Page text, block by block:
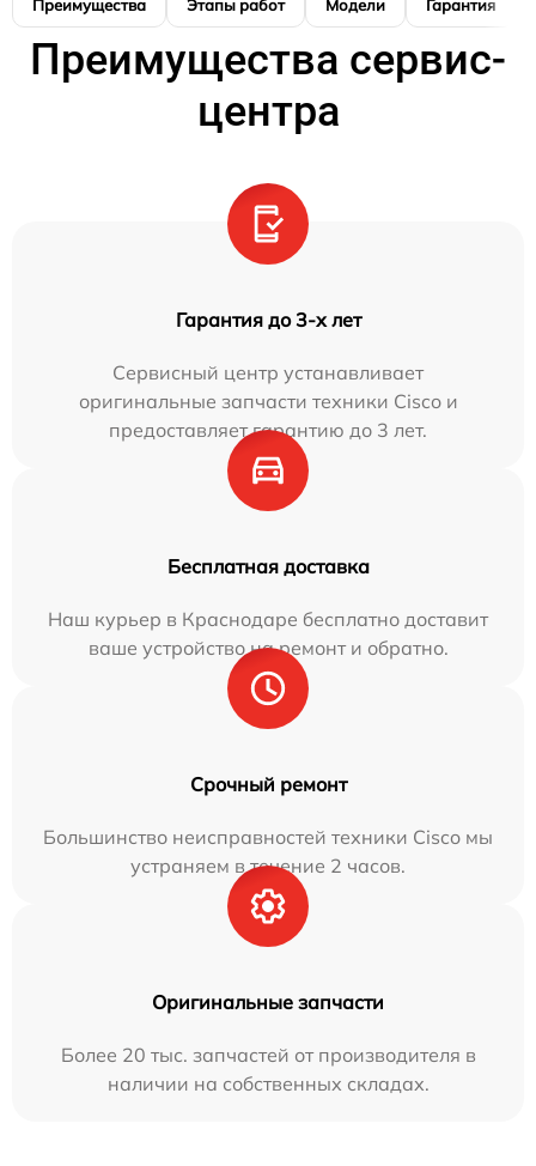
Преимущества Этапы работ Модели Гарантия
Преимущества сервис-
центра
Гарантия до 3-х лет
Сервисный центр устанавливает
оригинальные запчасти техники Cisco и
предоставляет гарантию до 3 лет.
Бесплатная доставка
Наш курьер в Краснодаре бесплатно доставит
ваше устройство на ремонт и обратно.
Срочный ремонт
Большинство неисправностей техники Cisco мы
устраняем в течение 2 часов.
Оригинальные запчасти
Более 20 тыс. запчастей от производителя в
наличии на собственных складах.